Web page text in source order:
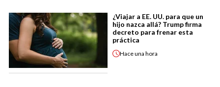
¿Viajar a EE. UU. para que un
hijo nazca allá? Trump firma
decreto para frenar esta
práctica
Haceuna hora